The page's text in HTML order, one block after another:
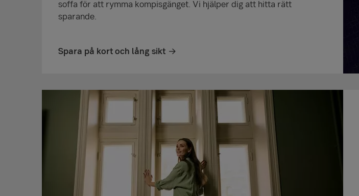
soffa för att rymma kompisgänget. Vi hjälper dig att hitta rätt
sparande.
Spara på kort och lång sikt